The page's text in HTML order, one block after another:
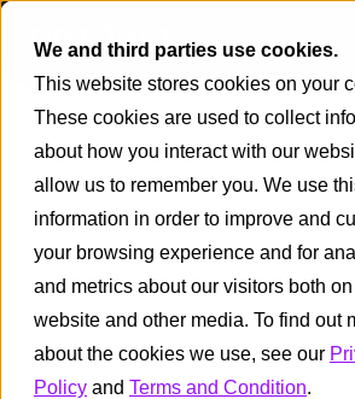
We and third parties use cookies.
This website stores cookies on your
These cookies are used to collect
about how you interact with our
allow us to remember you. We use
information in order to improve and
your browsing experience and for
and metrics about our visitors both
website and other media. To find out
about the cookies we use, see our
Policy and Terms and Condition.